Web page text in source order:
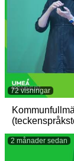
72 visningar
2 månader sedan